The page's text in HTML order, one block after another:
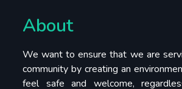
About
We want to ensure that we are
community by creating an
feel safe and welcome,